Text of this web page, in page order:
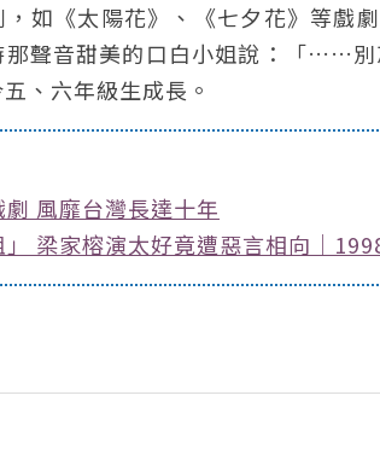
，如《太陽花》、《七夕花》等
那聲音甜美的口白小姐說：「……
、六年級生成長。
劇 風靡台灣長達十年
梁家榕演太好竟遭惡言相向｜